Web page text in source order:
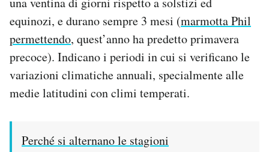
equinozi, e durano sempre 3 mesi (marmotta Phil
permettendo, quest’anno ha predetto primavera
precoce). Indicano i periodi in cui si verificano le
variazioni climatiche annuali, specialmente alle
medie latitudini con climi temperati.
Perché si alternano le stagioni